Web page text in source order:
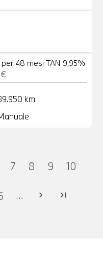
48 mesi TAN 9,95%
km
7 8 9 10
... chevron_right last_page